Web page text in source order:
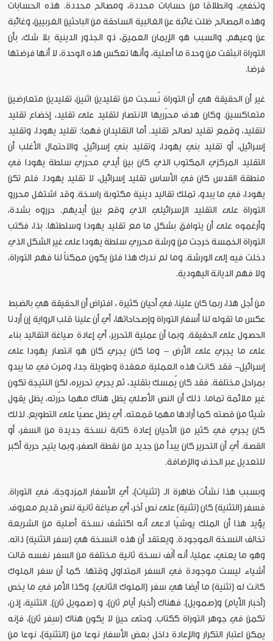
وتخفي، وانطلاقا من حسابات محددة، ومصالح محددة. هذه الحسابات
وهذه المصالح ظلت غائبة عن الغالبية الساحقة من الباحثين الغربيين، وغائبة
عن وعيهم. والسبب هو الإيمان العميق، ذو الجذور الدينية بلا شك، بأن
التوراة انبثقت من وحدة ما أصلية، وأنها تعكس هذه الوحدة، لا أنها فرضتها
فرضا.
غير أن الحقيقة هي أن التوراة نُسجت من تقليدين اثنين، تقليدين متعارضين
متعاكسين. وكان هدف محرّريها الانتصار لتقليد على تقليد، إخضاع تقليد
لتقليد، وقمع تقليد لصالح تقليد. أما التقليدان فهما: تقليد يهودا، وتقليد
إسرائيل، أو تقليد بني يهودا، وتقليد بني إسرائيل. والاحتمال الأغلب أن
التقليد المركزي المكتوب الذي كان بين أيدي محرّري سلطة يهودا في
منطقة القدس كان في الأساس تقليد إسرائيل، لا تقليد يهودا. فلم تكن
يهودا، في ما يبدو، تملك تقاليد دينية مكتوبة راسخة. وقد اشتغل محررو
التوراة على التقليد الإسرائيلي الذي وقع بين أيديهم. حرروه بشدة،
وأرغموه على أن يتوافق بشكل ما مع تقليد يهودا وسلطتها. بذا، فكتب
التوراة الخمسة خرجت من ورشة محرري سلطة يهودا على غير الشكل الذي
دخلت فيه إلى الورشة. وما لم ندرك هذا فلن يكون ممكناً لنا فهم التوراة،
ولا فهم الديانة اليهودية.
من أجل هذا، ربما كان علينا، في أحيان كثيرة ، افتراض أن الحقيقة هي بالضبط
عكس ما تقوله لنا أسفار التوراة وإصحاحاتها، أي أن علينا قلب الرواية إن أردنا
الحصول على الحقيقة. وبما أن عملية التحرير، أي إعادة صياغة التقاليد بناء
على ما يجري على الأرض - وما كان يجري كان هو انتصار يهودا على
إسرائيل- فقد كانت هذه العملية معقدة وطويلة جدا، ومرت في ما يبدو
بمراحل مختلفة. فقد كان يُمسك بتقليد، ثم يجري تحريره، لكن النتيجة تكون
غير ملائمة تماما. ذلك أن النص الأصلي يظل هناك مهما حرّرته، يظل يقول
شيئا من قصته كما أرادها مهما قمعته. أي يظل عصيّا على التطويع. لذلك
كان يجري في كثير من الأحيان إعادة كتابة نسخة جديدة من السفر، أو
القصة. أي أن التحرير كان يبدأ من جديد من نقطة الصفر، وبما يتيح حرية أكبر
للتعديل عبر الحذف والإضافة.
وبسبب هذا نشأت ظاهرة الـ (تثنيات)، أي الأسفار المزدوجة، في التوراة.
فسفر (التثنية) كان (تثنية) على نص آخر، أي صياغة ثانية لنصٍ قديم معروف.
يؤيد هذا أن الملك يوشيّا ادعى أنه اكتشف نسخة أصلية من الشريعة
تخالف النسخة الموجودة. ويعتقد أن هذه النسخة هي (سفر التثنية) ذاته.
وهو ما يعني، عمليا، أنه ألّف نسخة ثانية مختلفة من السفر نفسه قالت
أشياء ليست موجودة في السفر المتداول وقتها. كما أن سفر الملوك
كانت له (تثنية) ما أيضا هي سفر (الملوك الثاني). وكذا الأمر في ما يخص
(أخبار الأيام) و(صمويل). فهناك (أخبار أيام ثان)، و (صمويل ثان). التثنية، إذن،
تكمن في جوهر التوراة ككتاب. وحتى حين لا يكون هناك (سِفر ثان)، فإنه
يمكن اعتبار التكرار والإعادة داخل بعض الأسفار نوعا من (التثنية)، نوعا من